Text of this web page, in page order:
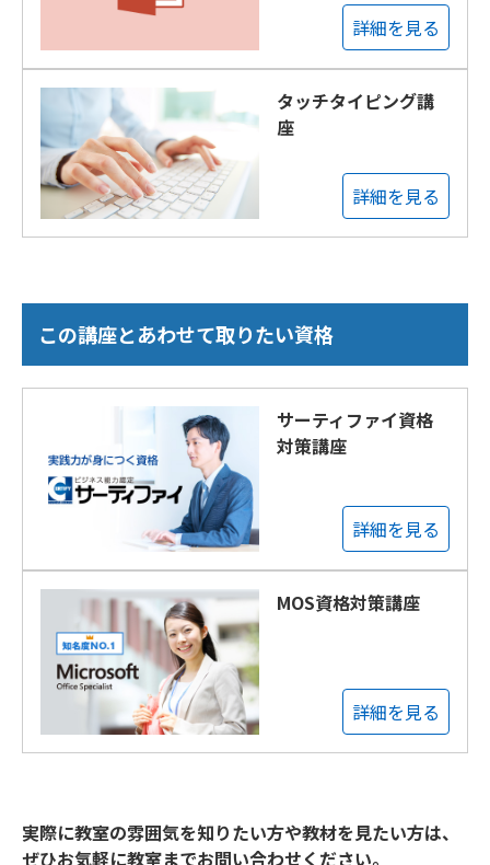
詳細を見る
タッチタイピング講
座
詳細を見る
この講座とあわせて取りたい資格
サーティファイ資格
対策講座
詳細を見る
MOS資格対策講座
詳細を見る
実際に教室の雰囲気を知りたい方や教材を見たい方は、
ぜひお気軽に教室までお問い合わせください。